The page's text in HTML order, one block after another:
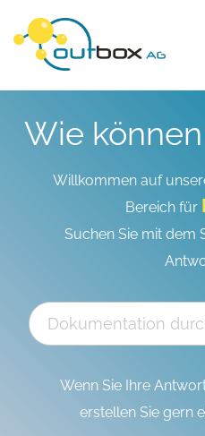
Wie
Willkommen auf
Bereich für
Suchen Sie mit dem
Wenn Sie Ihre
erstellen Sie gern